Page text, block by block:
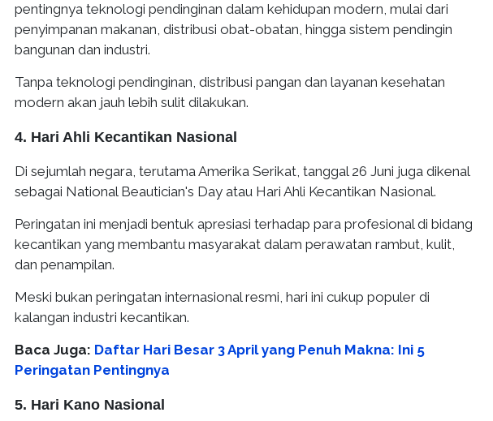
pentingnya teknologi pendinginan dalam kehidupan modern, mulai dari
penyimpanan makanan, distribusi obat-obatan, hingga sistem pendingin
bangunan dan industri.
Tanpa teknologi pendinginan, distribusi pangan dan layanan kesehatan
modern akan jauh lebih sulit dilakukan.
4. Hari Ahli Kecantikan Nasional
Di sejumlah negara, terutama Amerika Serikat, tanggal 26 Juni juga dikenal
sebagai National Beautician's Day atau Hari Ahli Kecantikan Nasional.
Peringatan ini menjadi bentuk apresiasi terhadap para profesional di bidang
kecantikan yang membantu masyarakat dalam perawatan rambut, kulit,
dan penampilan.
Meski bukan peringatan internasional resmi, hari ini cukup populer di
kalangan industri kecantikan.
Baca Juga: Daftar Hari Besar 3 April yang Penuh Makna: Ini 5
Peringatan Pentingnya
5. Hari Kano Nasional